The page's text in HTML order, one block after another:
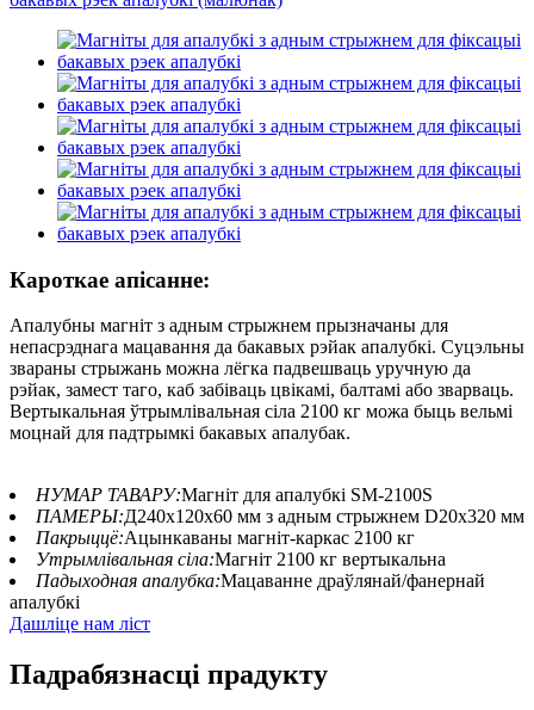
Кароткае апісанне:
Апалубны магніт з адным стрыжнем прызначаны для
непасрэднага мацавання да бакавых рэйак апалубкі. Суцэльны
звараны стрыжань можна лёгка падвешваць уручную да
рэйак, замест таго, каб забіваць цвікамі, балтамі або зварваць.
Вертыкальная ўтрымлівальная сіла 2100 кг можа быць вельмі
моцнай для падтрымкі бакавых апалубак.
НУМАР ТАВАРУ:Магніт для апалубкі SM-2100S
ПАМЕРЫ:Д240x120x60 мм з адным стрыжнем D20x320 мм
Пакрыццё:Ацынкаваны магніт-каркас 2100 кг
Утрымлівальная сіла:Магніт 2100 кг вертыкальна
Падыходная апалубка:Мацаванне драўлянай/фанернай
апалубкі
Дашліце нам ліст
Падрабязнасці прадукту